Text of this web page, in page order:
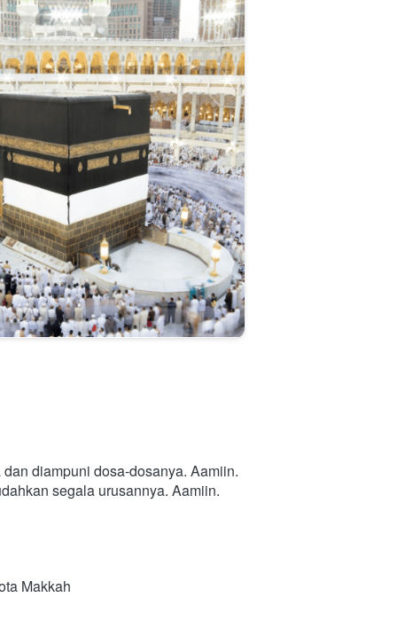
diampuni dosa-dosanya. Aamiin.
segala urusannya. Aamiin.
Makkah